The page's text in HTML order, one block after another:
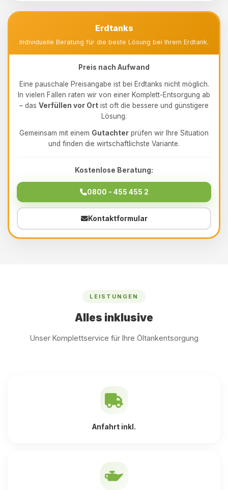
Erdtanks
Individuelle Beratung für die beste Lösung bei Ihrem Erdtank.
Preis nach Aufwand
Eine pauschale Preisangabe ist bei Erdtanks nicht möglich.
In vielen Fällen raten wir von einer Komplett-Entsorgung ab
– das Verfüllen vor Ort ist oft die bessere und günstigere
Lösung.
Gemeinsam mit einem Gutachter prüfen wir Ihre Situation
und finden die wirtschaftlichste Variante.
Kostenlose Beratung:
0800 - 455 455 2
Kontaktformular
LEISTUNGEN
Alles inklusive
Unser Komplettservice für Ihre Öltankentsorgung
Anfahrt inkl.